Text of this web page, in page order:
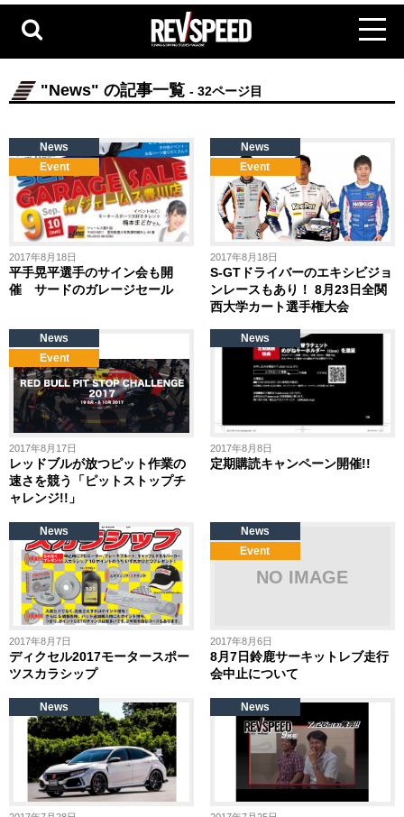
"News" の記事一覧 - 32ページ目
2017年8月18日
平手晃平選手のサイン会も開
催 サードのガレージセール
News
Event
2017年8月18日
S-GTドライバーのエキシビジョ
ンレースもあり！ 8月23日全関
西大学カート選手権大会
News
Event
2017年8月17日
レッドブルが放つピット作業の
速さを競う「ピットストップチ
ャレンジ!!」
News
Event
2017年8月8日
定期購読キャンペーン開催!!
News
2017年8月7日
ディクセル2017モータースポー
ツスカラシップ
News
2017年8月6日
8月7日鈴鹿サーキットレブ走行
会中止について
News
Event
News News